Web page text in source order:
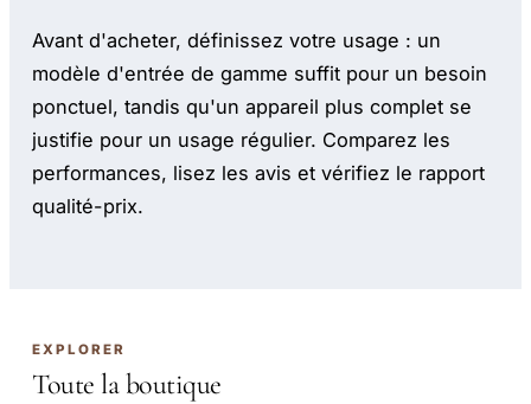
Avant d'acheter, définissez votre usage : un
modèle d'entrée de gamme suffit pour un besoin
ponctuel, tandis qu'un appareil plus complet se
justifie pour un usage régulier. Comparez les
performances, lisez les avis et vérifiez le rapport
qualité-prix.
EXPLORER
Toute la boutique